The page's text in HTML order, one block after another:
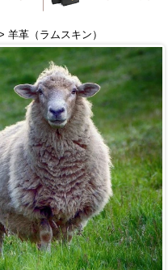
羊革（ラムスキン）